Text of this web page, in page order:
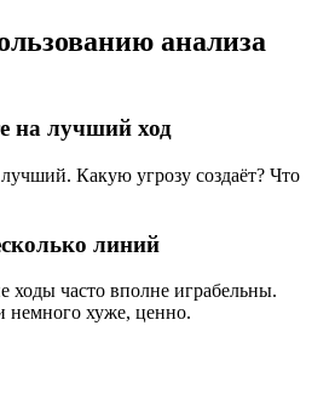
анализа
на лучший ход
Какую угрозу создаёт? Что
линий
ходы часто вполне играбельны.
хуже, ценно.